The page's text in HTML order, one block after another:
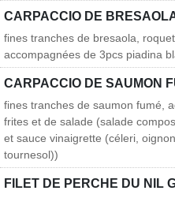
CARPACCIO DE
fines tranches de bresaola,
accompagnées de 3pcs piadina
CARPACCIO DE SAUMON
fines tranches de saumon fumé,
frites et de salade (salade
et sauce vinaigrette (céleri,
tournesol))
FILET DE PERCHE DU NIL